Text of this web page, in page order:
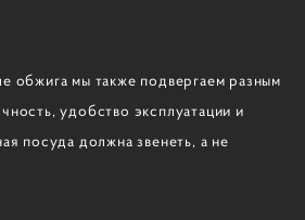
обжига мы также подвергаем разным
удобство эксплуатации и
посуда должна звенеть, а не